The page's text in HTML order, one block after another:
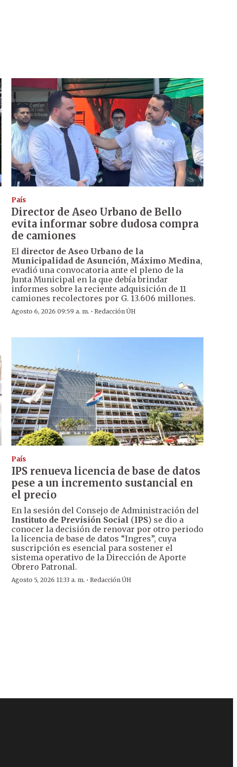
País
Director de Aseo Urbano de Bello
evita informar sobre dudosa compra
de camiones
El director de Aseo Urbano de la
Municipalidad de Asunción, Máximo Medina,
evadió una convocatoria ante el pleno de la
Junta Municipal en la que debía brindar
informes sobre la reciente adquisición de 11
camiones recolectores por G. 13.606 millones.
Agosto 6, 2026 09:59 a. m. · Redacción ÚH
País
IPS renueva licencia de base de datos
pese a un incremento sustancial en
el precio
En la sesión del Consejo de Administración del
Instituto de Previsión Social (IPS) se dio a
conocer la decisión de renovar por otro periodo
la licencia de base de datos “Ingres”, cuya
suscripción es esencial para sostener el
sistema operativo de la Dirección de Aporte
Obrero Patronal.
Agosto 5, 2026 11:33 a. m. · Redacción ÚH